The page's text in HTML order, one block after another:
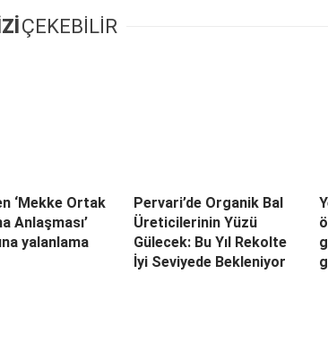
ÇEKEBİLİR
‘Mekke Ortak
Anlaşması’
yalanlama
Pervari’de Organik Bal
Üreticilerinin Yüzü
Gülecek: Bu Yıl Rekolte
İyi Seviyede Bekleniyor